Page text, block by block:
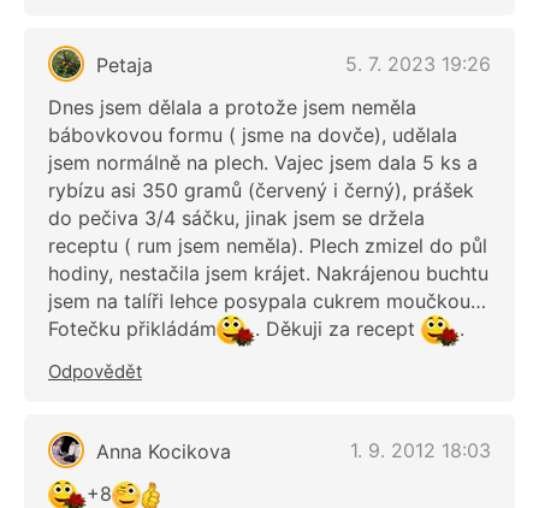
Petaja
5. 7. 2023 19:26
Dnes jsem dělala a protože jsem neměla
bábovkovou formu ( jsme na dovče), udělala
jsem normálně na plech. Vajec jsem dala 5 ks a
rybízu asi 350 gramů (červený i černý), prášek
do pečiva 3/4 sáčku, jinak jsem se držela
receptu ( rum jsem neměla). Plech zmizel do půl
hodiny, nestačila jsem krájet. Nakrájenou buchtu
jsem na talíři lehce posypala cukrem moučkou…
Fotečku přikládám
. Děkuji za recept .
Odpovědět
Anna Kocikova
1. 9. 2012 18:03
+8